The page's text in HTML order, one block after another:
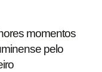
momentos
pelo